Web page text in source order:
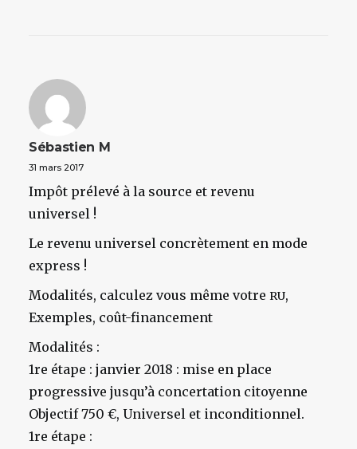
Sébastien M
31 mars 2017
Impôt prélevé à la source et revenu
universel !
Le revenu universel concrètement en mode
express !
Modalités, calculez vous même votre RU,
Exemples, coût-financement
Modalités :
1re étape : janvier 2018 : mise en place
progressive jusqu’à concertation citoyenne
Objectif 750 €, Universel et inconditionnel.
1re étape :